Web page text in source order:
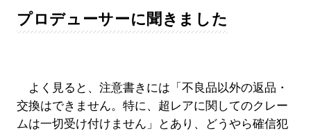
プロデューサーに聞きました
よく見ると、注意書きには「不良品以外の返品・
交換はできません。特に、超レアに関してのクレー
ムは一切受け付けません」とあり、どうやら確信犯